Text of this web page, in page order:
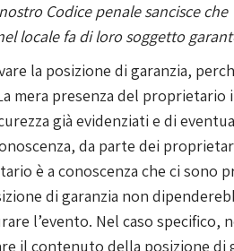
Codice penale sancisce
locale fa di loro soggetto
la posizione di garanzia,
mera presenza del
già evidenziati e di
da parte dei
è a conoscenza che ci sono
di garanzia non
l’evento. Nel caso
il contenuto della posizione di